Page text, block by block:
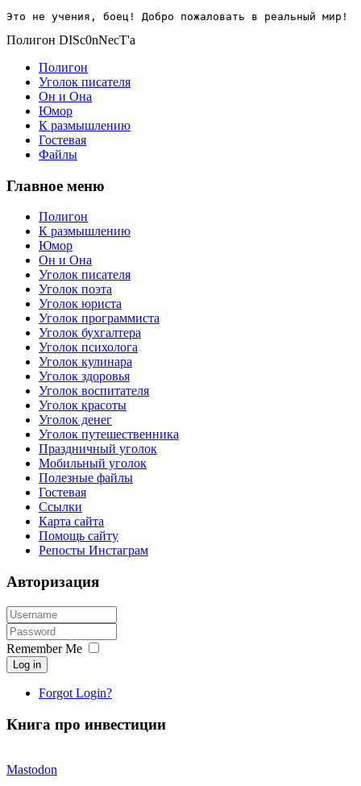
Это не учения, боец! Добро пожаловать в реальный мир!
Полигон DISc0nNecT'a
Полигон
Уголок писателя
Он и Она
Юмор
К размышлению
Гостевая
Файлы
Главное меню
Полигон
К размышлению
Юмор
Он и Она
Уголок писателя
Уголок поэта
Уголок юриста
Уголок программиста
Уголок бухгалтера
Уголок психолога
Уголок кулинара
Уголок здоровья
Уголок воспитателя
Уголок красоты
Уголок денег
Уголок путешественника
Праздничный уголок
Мобильный уголок
Полезные файлы
Гостевая
Ссылки
Карта сайта
Помощь сайту
Репосты Инстаграм
Авторизация
Remember Me
Log in
Forgot Login?
Книга про инвестиции
Mastodon